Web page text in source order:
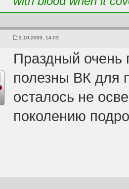
2.10.2009, 14:03
Праздный очень
полезны ВК для
осталось не
поколению